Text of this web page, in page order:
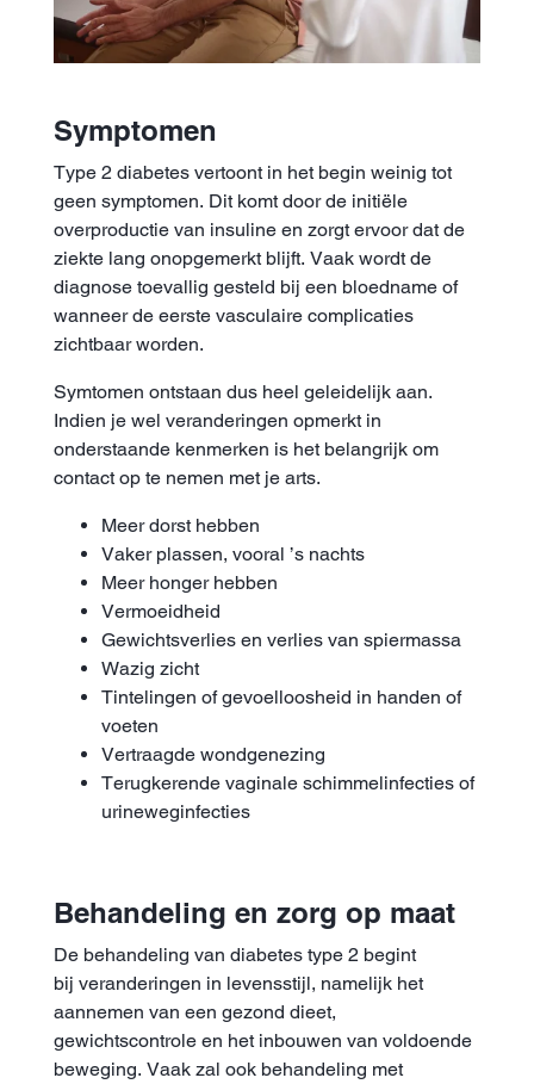
Symptomen
Type 2 diabetes vertoont in het begin weinig tot
geen symptomen. Dit komt door de initiële
overproductie van insuline en zorgt ervoor dat de
ziekte lang onopgemerkt blijft. Vaak wordt de
diagnose toevallig gesteld bij een bloedname of
wanneer de eerste vasculaire complicaties
zichtbaar worden.
Symtomen ontstaan dus heel geleidelijk aan.
Indien je wel veranderingen opmerkt in
onderstaande kenmerken is het belangrijk om
contact op te nemen met je arts.
Meer dorst hebben
Vaker plassen, vooral ’s nachts
Meer honger hebben
Vermoeidheid
Gewichtsverlies en verlies van spiermassa
Wazig zicht
Tintelingen of gevoelloosheid in handen of
voeten
Vertraagde wondgenezing
Terugkerende vaginale schimmelinfecties of
urineweginfecties
Behandeling en zorg op maat
De behandeling van diabetes type 2 begint
bij veranderingen in levensstijl, namelijk het
aannemen van een gezond dieet,
gewichtscontrole en het inbouwen van voldoende
beweging. Vaak zal ook behandeling met